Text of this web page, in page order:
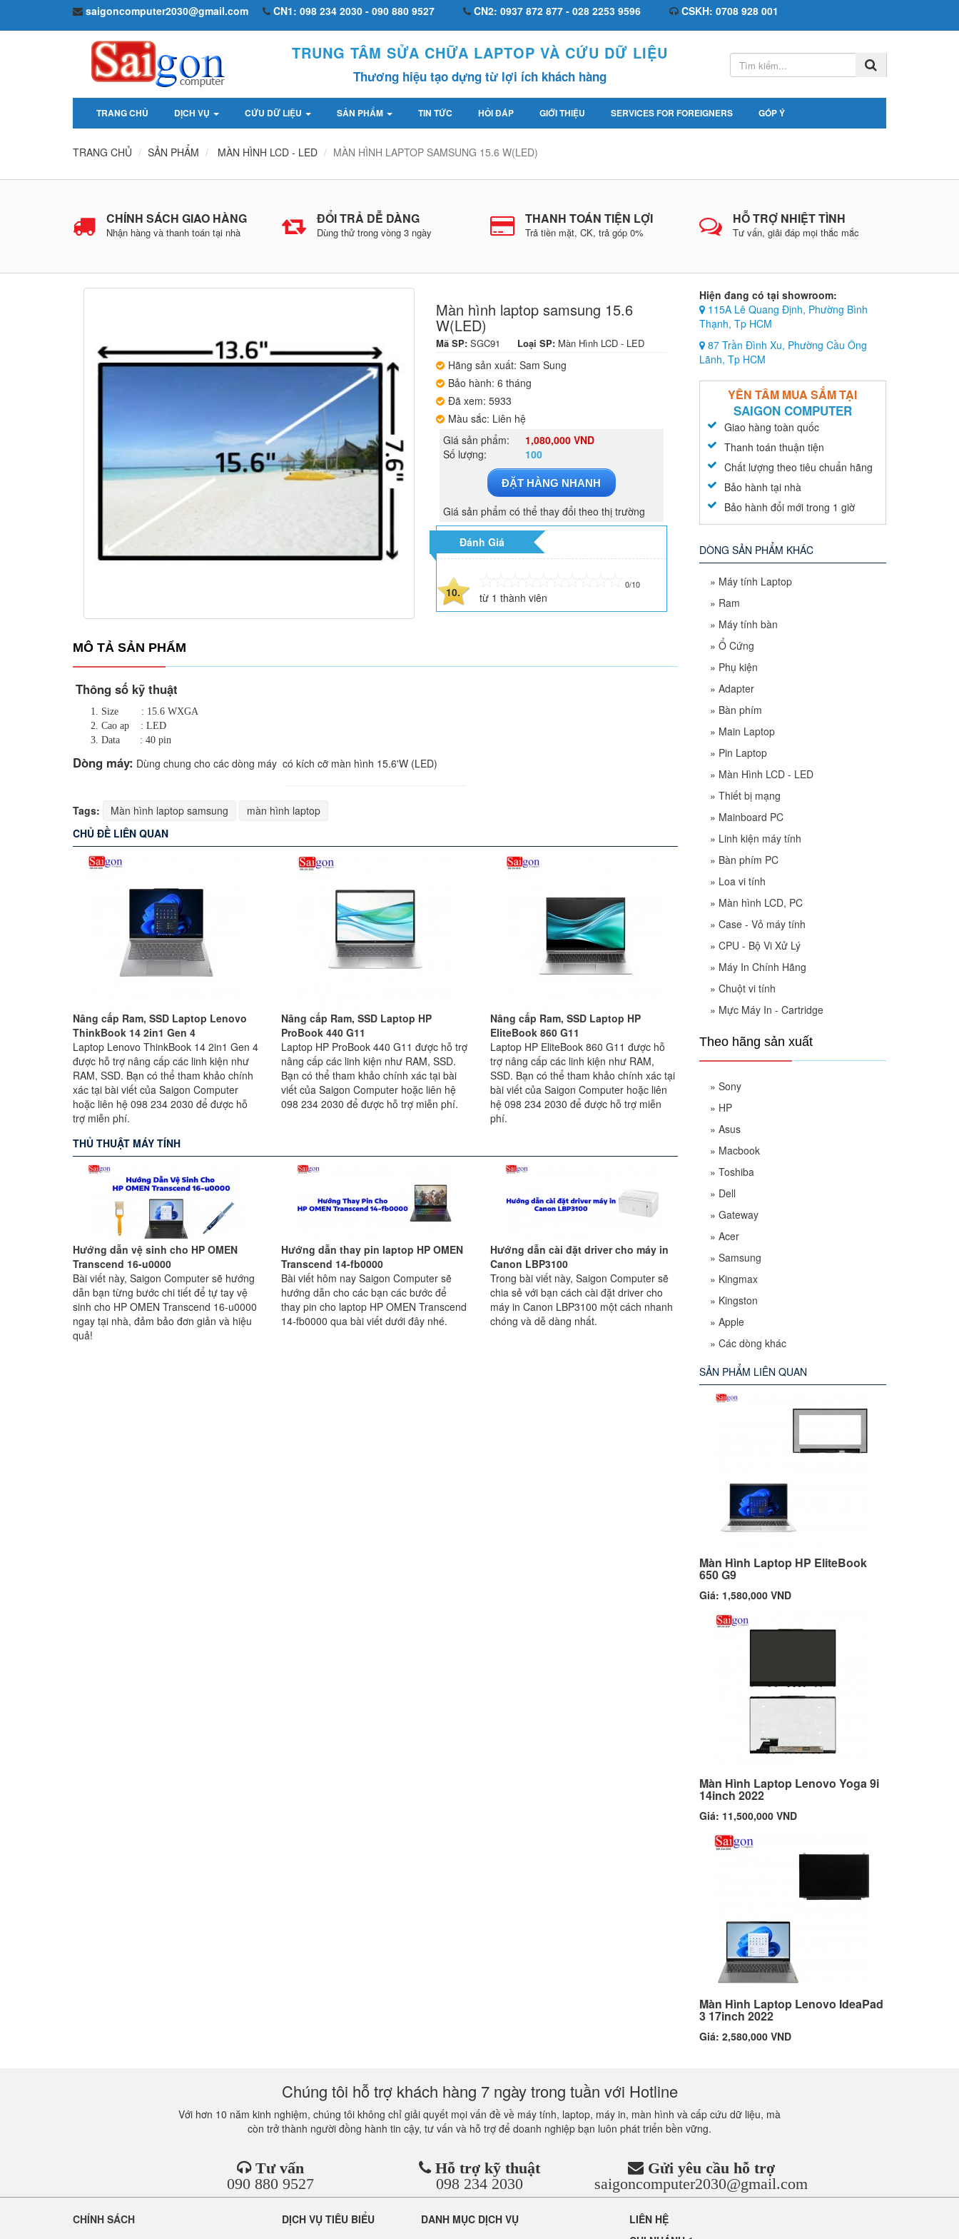
saigoncomputer2030@gmail.com CN1: 098 234 2030 - 090 880 9527 CN2: 0937 872 877 - 028 2253 9596 CSKH: 0708 928 001
TRUNG TÂM SỬA CHỮA LAPTOP VÀ CỨU DỮ LIỆU
Thương hiệu tạo dựng từ lợi ích khách hàng
TRANG CHỦ DỊCH VỤ CỨU DỮ LIỆU SẢN PHẨM TIN TỨC HỎI ĐÁP GIỚI THIỆU SERVICES FOR FOREIGNERS GÓP Ý
TRANG CHỦ SẢN PHẨM MÀN HÌNH LCD - LED MÀN HÌNH LAPTOP SAMSUNG 15.6 W(LED)
CHÍNH SÁCH GIAO HÀNG
Nhận hàng và thanh toán tại nhà
ĐỔI TRẢ DỄ DÀNG
Dùng thử trong vòng 3 ngày
THANH TOÁN TIỆN LỢI
Trả tiền mặt, CK, trả góp 0%
HỖ TRỢ NHIỆT TÌNH
Tư vấn, giải đáp mọi thắc mắc
Màn hình laptop samsung 15.6
W(LED)
Mã SP:SGC91 Loại SP: Màn Hình LCD - LED
Hãng sản xuất: Sam Sung
Bảo hành: 6 tháng
Đã xem: 5933
Màu sắc: Liên hệ
Giá sản phẩm:
1,080,000 VND
Số lượng:
100
ĐẶT HÀNG NHANH
Giá sản phẩm có thể thay đổi theo thị trường
Đánh Giá
10.
0/10
từ 1 thành viên
MÔ TẢ SẢN PHẨM
Thông số kỹ thuật
Size : 15.6 WXGA
Cao ap : LED
Data : 40 pin
Dòng máy: Dùng chung cho các dòng máy có kích cỡ màn hình 15.6'W (LED)
Tags: Màn hình laptop samsung
màn hình laptop
CHỦ ĐỀ LIÊN QUAN
Nâng cấp Ram, SSD Laptop Lenovo
ThinkBook 14 2in1 Gen 4
Laptop Lenovo ThinkBook 14 2in1 Gen 4
được hỗ trợ nâng cấp các linh kiện như
RAM, SSD. Bạn có thể tham khảo chính
xác tại bài viết của Saigon Computer
hoặc liên hệ 098 234 2030 để được hỗ
trợ miễn phí.
Nâng cấp Ram, SSD Laptop HP
ProBook 440 G11
Laptop HP ProBook 440 G11 được hỗ trợ
nâng cấp các linh kiện như RAM, SSD.
Bạn có thể tham khảo chính xác tại bài
viết của Saigon Computer hoặc liên hệ
098 234 2030 để được hỗ trợ miễn phí.
Nâng cấp Ram, SSD Laptop HP
EliteBook 860 G11
Laptop HP EliteBook 860 G11 được hỗ
trợ nâng cấp các linh kiện như RAM,
SSD. Bạn có thể tham khảo chính xác tại
bài viết của Saigon Computer hoặc liên
hệ 098 234 2030 để được hỗ trợ miễn
phí.
THỦ THUẬT MÁY TÍNH
Hướng dẫn vệ sinh cho HP OMEN
Transcend 16-u0000
Bài viết này, Saigon Computer sẽ hướng
dẫn bạn từng bước chi tiết để tự tay vệ
sinh cho HP OMEN Transcend 16-u0000
ngay tại nhà, đảm bảo đơn giản và hiệu
quả!
Hướng dẫn thay pin laptop HP OMEN
Transcend 14-fb0000
Bài viết hôm nay Saigon Computer sẽ
hướng dẫn cho các bạn các bước để
thay pin cho laptop HP OMEN Transcend
14-fb0000 qua bài viết dưới đây nhé.
Hướng dẫn cài đặt driver cho máy in
Canon LBP3100
Trong bài viết này, Saigon Computer sẽ
chia sẻ với bạn cách cài đặt driver cho
máy in Canon LBP3100 một cách nhanh
chóng và dễ dàng nhất.
Hiện đang có tại showroom:
115A Lê Quang Định, Phường Bình
Thạnh, Tp HCM
87 Trần Đình Xu, Phường Cầu Ông
Lãnh, Tp HCM
YÊN TÂM MUA SẮM TẠI
SAIGON COMPUTER
Giao hàng toàn quốc
Thanh toán thuận tiện
Chất lượng theo tiêu chuẩn hãng
Bảo hành tại nhà
Bảo hành đổi mới trong 1 giờ
DÒNG SẢN PHẨM KHÁC
» Máy tính Laptop
» Ram
» Máy tính bàn
» Ổ Cứng
» Phụ kiện
» Adapter
» Bàn phím
» Main Laptop
» Pin Laptop
» Màn Hình LCD - LED
» Thiết bị mạng
» Mainboard PC
» Linh kiện máy tính
» Bàn phím PC
» Loa vi tính
» Màn hình LCD, PC
» Case - Vỏ máy tính
» CPU - Bộ Vi Xử Lý
» Máy In Chính Hãng
» Chuột vi tính
» Mực Máy In - Cartridge
Theo hãng sản xuất
» Sony
» HP
» Asus
» Macbook
» Toshiba
» Dell
» Gateway
» Acer
» Samsung
» Kingmax
» Kingston
» Apple
» Các dòng khác
SẢN PHẨM LIÊN QUAN
Màn Hình Laptop HP EliteBook
650 G9
Giá: 1,580,000 VND
Màn Hình Laptop Lenovo Yoga 9i
14inch 2022
Giá: 11,500,000 VND
Màn Hình Laptop Lenovo IdeaPad
3 17inch 2022
Giá: 2,580,000 VND
Chúng tôi hỗ trợ khách hàng 7 ngày trong tuần với Hotline
Với hơn 10 năm kinh nghiệm, chúng tôi không chỉ giải quyết mọi vấn đề về máy tính, laptop, máy in, màn hình và cấp cứu dữ liệu, mà
còn trở thành người đồng hành tin cậy, tư vấn và hỗ trợ để doanh nghiệp bạn luôn phát triển bền vững.
Tư vấn
090 880 9527
Hỗ trợ kỹ thuật
098 234 2030
Gửi yêu cầu hỗ trợ
saigoncomputer2030@gmail.com
CHÍNH SÁCH
DỊCH VỤ TIÊU BIỂU
DANH MỤC DỊCH VỤ
LIÊN HỆ